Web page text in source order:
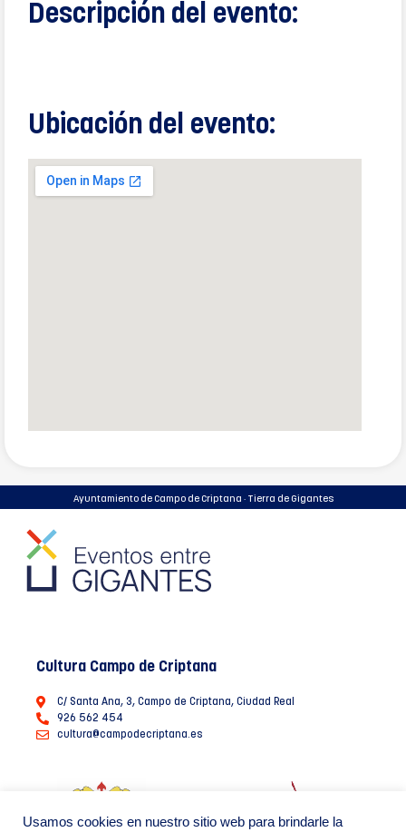
Descripción del evento:
Ubicación del evento:
Ayuntamiento de Campo de Criptana · Tierra de Gigantes
Cultura Campo de Criptana
C/ Santa Ana, 3, Campo de Criptana, Ciudad Real
926 562 454
cultura@campodecriptana.es
Usamos cookies en nuestro sitio web para brindarle la